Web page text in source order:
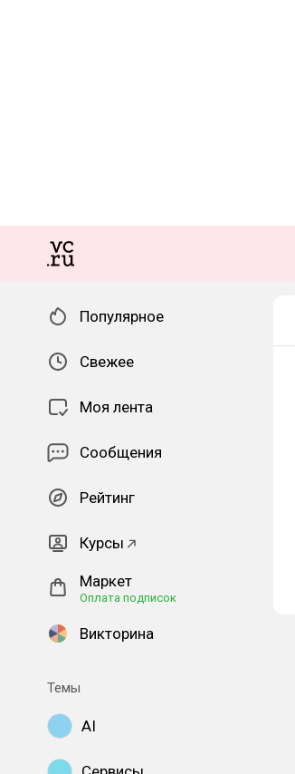
Популярное
Свежее
Моя лента
Сообщения
Рейтинг
Курсы
Маркет
Оплата подписок
Викторина
Темы
AI